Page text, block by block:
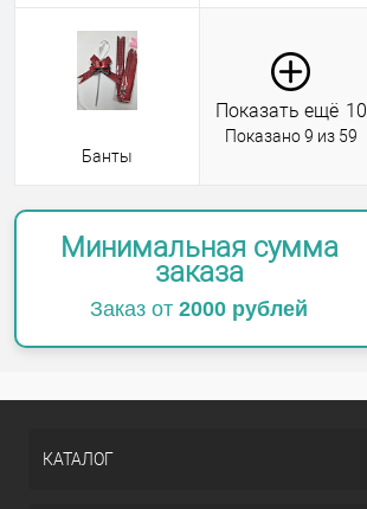
Банты
Показать ещё 10
Показано 9 из 59
Минимальная сумма
заказа
Заказ от 2000 рублей
КАТАЛОГ